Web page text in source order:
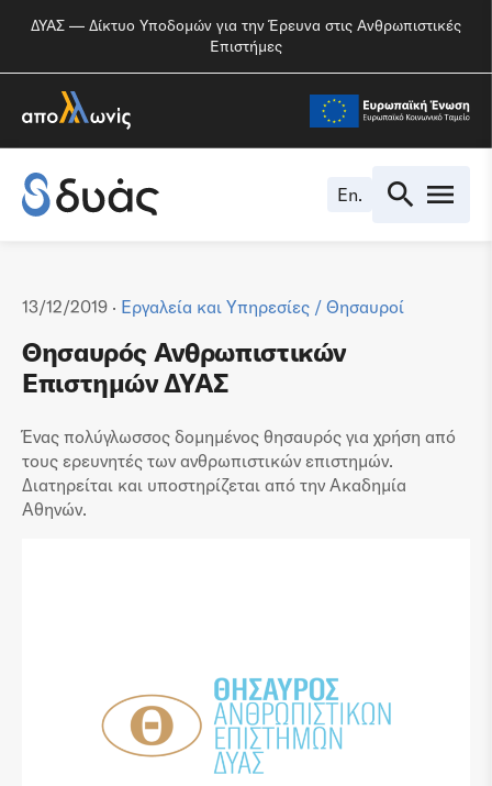
ΔΥΑΣ — Δίκτυο Υποδομών για την Έρευνα στις Ανθρωπιστικές
Επιστήμες
En.
13/12/2019 · Εργαλεία και Υπηρεσίες / Θησαυροί
Θησαυρός Ανθρωπιστικών
Επιστημών ΔΥΑΣ
Ένας πολύγλωσσος δομημένος θησαυρός για χρήση από
τους ερευνητές των ανθρωπιστικών επιστημών.
Διατηρείται και υποστηρίζεται από την Ακαδημία
Αθηνών.